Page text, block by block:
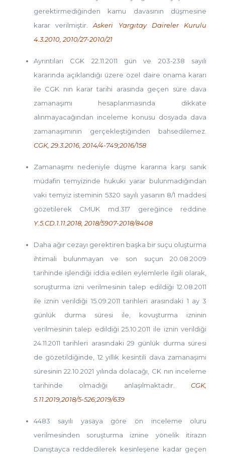
gerektirmediğinden kamu davasının düşmesine
karar verilmiştir.Askeri Yargıtay Daireler Kurulu
4.3.2010, 2010/27-2010/21
Ayrıntıları CGK 22.11.2011 gün ve 203-238 sayılı
kararında açıklandığı üzere özel daire onama kararı
ile CGK nın karar tarihi arasında geçen süre dava
zamanaşımı hesaplanmasında dikkate
alınmayacağından inceleme konusu dosyada dava
zamanaşımının gerçekleştiğinden bahsedilemez.
CGK, 29.3.2016, 2014/4-749;2016/158
Zamanaşımı nedeniyle düşme kararına karşı sanık
müdafin temyizinde hukuki yarar bulunmadığından
vaki temyiz isteminin 5320 sayılı yasanın 8/1 maddesi
gözetilerek CMUK md.317 gereğince reddine
Y.5.CD.1.11.2018, 2018/5907-2018/8408
Daha ağır cezayı gerektiren başka bir suçu oluşturma
ihtimali bulunmayan ve son suçun 20.08.2009
tarihinde işlendiği iddia edilen eylemlerle ilgili olarak,
soruşturma izni verilmesinin talep edildiği 12.08.2011
ile iznin verildiği 15.09.2011 tarihleri arasındaki 1 ay 3
günlük durma süresi ile, kovuşturma izninin
verilmesinin talep edildiği 25.10.2011 ile iznin verildiği
24.11.2011 tarihleri arasındaki 29 günlük durma süresi
de gözetildiğinde, 12 yıllık kesintili dava zamanaşımı
süresinin 22.10.2021 yılında dolacağı, CK nın inceleme
tarihinde olmadığı anlaşılmaktadır.CGK,
5.11.2019,2018/5-526;2019/639
4483 sayılı yasaya göre ön inceleme oluru
verilmesinden soruşturma iznine yönelik itirazın
Danıştayca reddedilerek kesinleşene kadar geçen